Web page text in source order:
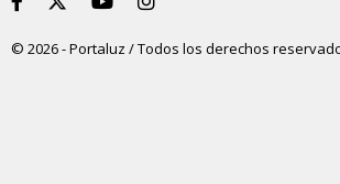
© 2026 - Portaluz / Todos los derechos